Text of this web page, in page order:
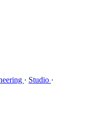
· Studio ·